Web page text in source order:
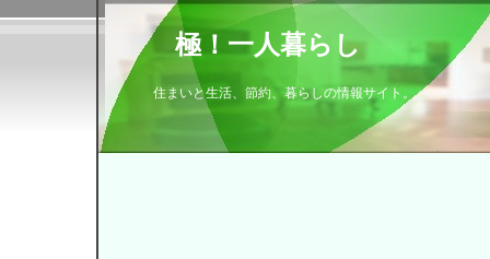
極！一人暮らし
住まいと生活、節約、暮らしの情報サイト。